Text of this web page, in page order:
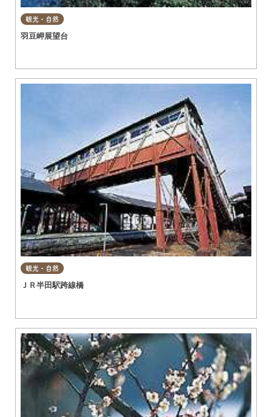
観光・自然
羽豆岬展望台
観光・自然
ＪＲ半田駅跨線橋